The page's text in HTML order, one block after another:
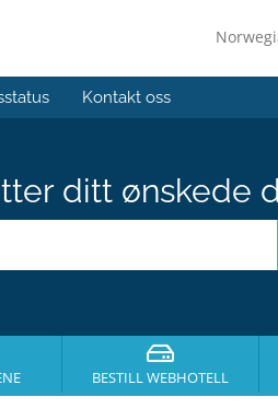
Kontakt oss
ditt ønskede
BESTILL WEBHOTELL